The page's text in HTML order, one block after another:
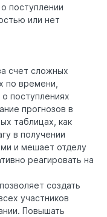
поступлении
или нет
счет сложных
по времени,
поступлениях
прогнозов в
таблицах, как
в получении
и мешает отделу
реагировать на
создать
участников
Повышать